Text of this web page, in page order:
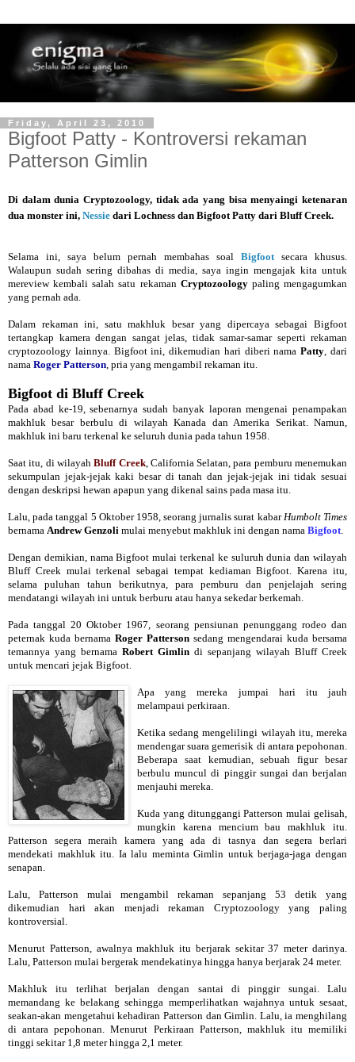
Friday, April 23, 2010
Bigfoot Patty - Kontroversi rekaman
Patterson Gimlin
Di dalam dunia Cryptozoology, tidak ada yang bisa menyaingi ketenaran
dua monster ini, Nessie dari Lochness dan Bigfoot Patty dari Bluff Creek.
Selama ini, saya belum pernah membahas soal Bigfoot secara khusus.
Walaupun sudah sering dibahas di media, saya ingin mengajak kita untuk
mereview kembali salah satu rekaman Cryptozoologypaling mengagumkan
yang pernah ada.
Dalam rekaman ini, satu makhluk besar yang dipercaya sebagai Bigfoot
tertangkap kamera dengan sangat jelas, tidak samar-samar seperti rekaman
cryptozoology lainnya. Bigfoot ini, dikemudian hari diberi namaPatty , dari
nama Roger Patterson , pria yang mengambil rekaman itu.
Bigfoot di Bluff Creek
Pada abad ke-19, sebenarnya sudah banyak laporan mengenai penampakan
makhluk besar berbulu di wilayah Kanada dan Amerika Serikat. Namun,
makhluk ini baru terkenal ke seluruh dunia pada tahun 1958.
Saat itu, di wilayahBluff Creek, California Selatan, para pemburu menemukan
sekumpulan jejak-jejak kaki besar di tanah dan jejak-jejak ini tidak sesuai
dengan deskripsi hewan apapun yang dikenal sains pada masa itu.
Lalu, pada tanggal 5 Oktober 1958, seorang jurnalis surat kabar Humbolt Times
bernama Andrew Genzoli mulai menyebut makhluk ini dengan nama Bigfoot
Dengan demikian, nama Bigfoot mulai terkenal ke suluruh dunia dan wilayah
Bluff Creek mulai terkenal sebagai tempat kediaman Bigfoot. Karena itu,
selama puluhan tahun berikutnya, para pemburu dan penjelajah sering
mendatangi wilayah ini untuk berburu atau hanya sekedar berkemah.
Pada tanggal 20 Oktober 1967, seorang pensiunan penunggang rodeo dan
peternak kuda bernama Roger Patterson sedang mengendarai kuda bersama
temannya yang bernama Robert Gimlin di sepanjang wilayah Bluff Creek
untuk mencari jejak Bigfoot.
Apa yang mereka jumpai hari itu jauh
melampaui perkiraan.
Ketika sedang mengelilingi wilayah itu, mereka
mendengar suara gemerisik di antara pepohonan.
Beberapa saat kemudian, sebuah figur besar
berbulu muncul di pinggir sungai dan berjalan
menjauhi mereka.
Kuda yang ditunggangi Patterson mulai gelisah,
mungkin karena mencium bau makhluk itu.
Patterson segera meraih kamera yang ada di tasnya dan segera berlari
mendekati makhluk itu. Ia lalu meminta Gimlin untuk berjaga-jaga dengan
senapan.
Lalu, Patterson mulai mengambil rekaman sepanjang 53 detik yang
dikemudian hari akan menjadi rekaman Cryptozoology yang paling
kontroversial.
Menurut Patterson, awalnya makhluk itu berjarak sekitar 37 meter darinya.
Lalu, Patterson mulai bergerak mendekatinya hingga hanya berjarak 24 meter.
Makhluk itu terlihat berjalan dengan santai di pinggir sungai. Lalu
memandang ke belakang sehingga memperlihatkan wajahnya untuk sesaat,
seakan-akan mengetahui kehadiran Patterson dan Gimlin. Lalu, ia menghilang
di antara pepohonan. Menurut Perkiraan Patterson, makhluk itu memiliki
tinggi sekitar 1,8 meter hingga 2,1 meter.